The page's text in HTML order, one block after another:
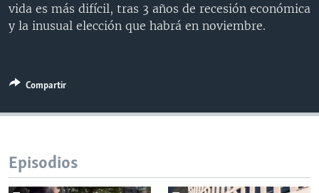
FORO [RADIO]
ENTRETENIMIENTO
vida es más difícil, tras 3 años de recesión económica
y la inusual elección que habrá en noviembre.
Compartir
Episodios